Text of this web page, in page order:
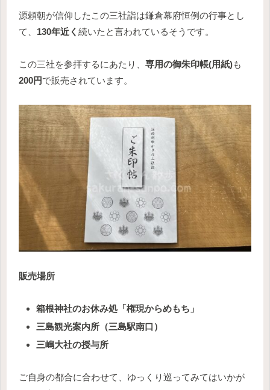
源頼朝が信仰したこの三社詣は鎌倉幕府恒例の行事とし
て、 130年近く 続いたと言われているそうです。
この三社を参拝するにあたり、 専用の御朱印帳(用紙)も
200円で販売されています。
販売場所
箱根神社のお休み処「権現からめもち」
三島観光案内所（三島駅南口）
三嶋大社の授与所
ご自身の都合に合わせて、ゆっくり巡ってみてはいかが